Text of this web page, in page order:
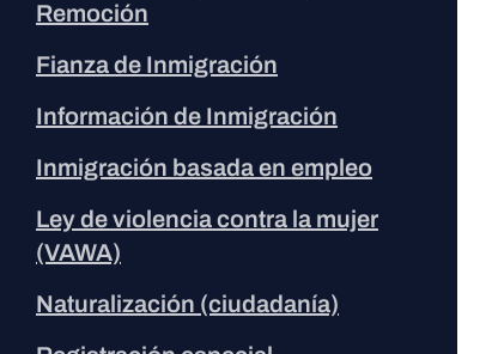
Remoción
Fianza de Inmigración
Información de Inmigración
Inmigración basada en empleo
Ley de violencia contra la mujer
(VAWA)
Naturalización (ciudadanía)